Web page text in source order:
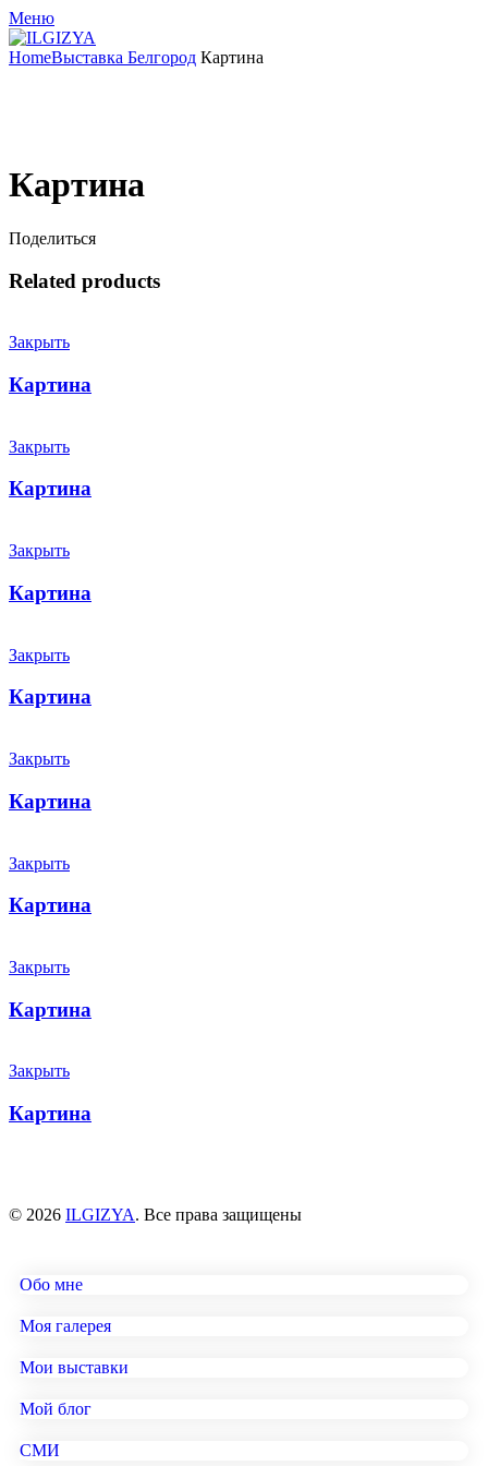
Меню
HomeВыставка Белгород Картина
Картина
Поделиться
Related products
Закрыть
Картина
Закрыть
Картина
Закрыть
Картина
Закрыть
Картина
Закрыть
Картина
Закрыть
Картина
Закрыть
Картина
Закрыть
Картина
© 2026 ILGIZYA. Все права защищены
Обо мне
Моя галерея
Мои выставки
Мой блог
СМИ